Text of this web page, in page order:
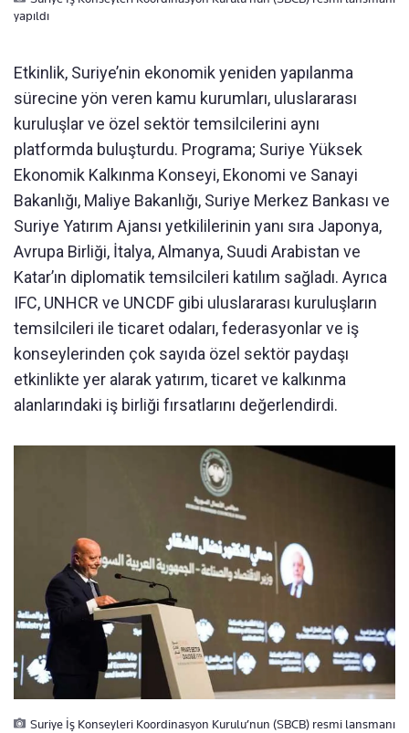
yapıldı
Etkinlik, Suriye’nin ekonomik yeniden yapılanma
sürecine yön veren kamu kurumları, uluslararası
kuruluşlar ve özel sektör temsilcilerini aynı
platformda buluşturdu. Programa; Suriye Yüksek
Ekonomik Kalkınma Konseyi, Ekonomi ve Sanayi
Bakanlığı, Maliye Bakanlığı, Suriye Merkez Bankası ve
Suriye Yatırım Ajansı yetkililerinin yanı sıra Japonya,
Avrupa Birliği, İtalya, Almanya, Suudi Arabistan ve
Katar’ın diplomatik temsilcileri katılım sağladı. Ayrıca
IFC, UNHCR ve UNCDF gibi uluslararası kuruluşların
temsilcileri ile ticaret odaları, federasyonlar ve iş
konseylerinden çok sayıda özel sektör paydaşı
etkinlikte yer alarak yatırım, ticaret ve kalkınma
alanlarındaki iş birliği fırsatlarını değerlendirdi.
Suriye İş Konseyleri Koordinasyon Kurulu’nun (SBCB) resmi lansmanı